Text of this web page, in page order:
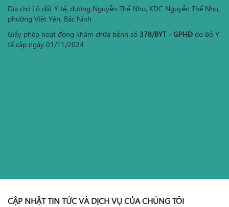
Địa chỉ: Lô đất Y tế, đường Nguyễn Thế Nho, KDC Nguyễn Thế Nho,
phường Việt Yên, Bắc Ninh
Giấy phép hoạt động khám chữa bệnh số 378/BYT - GPHĐ do Bộ Y
tế cấp ngày 01/11/2024
CẬP NHẬT TIN TỨC VÀ DỊCH VỤ CỦA CHÚNG TÔI